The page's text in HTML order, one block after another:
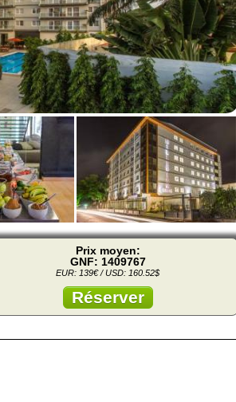
Prix moyen:
GNF: 1409767
EUR: 139€ / USD: 160.52$
Réserver